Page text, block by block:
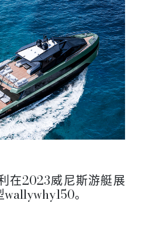
在2023威尼斯游艇展
。